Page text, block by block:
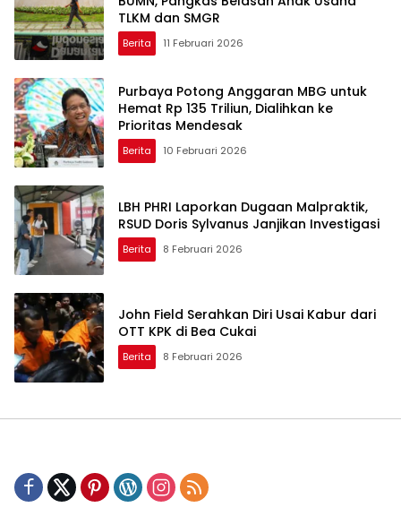
TLKM dan SMGR
Berita 11 Februari 2026
Purbaya Potong Anggaran MBG untuk
Hemat Rp 135 Triliun, Dialihkan ke
Prioritas Mendesak
Berita 10 Februari 2026
LBH PHRI Laporkan Dugaan Malpraktik,
RSUD Doris Sylvanus Janjikan Investigasi
Berita 8 Februari 2026
John Field Serahkan Diri Usai Kabur dari
OTT KPK di Bea Cukai
Berita 8 Februari 2026